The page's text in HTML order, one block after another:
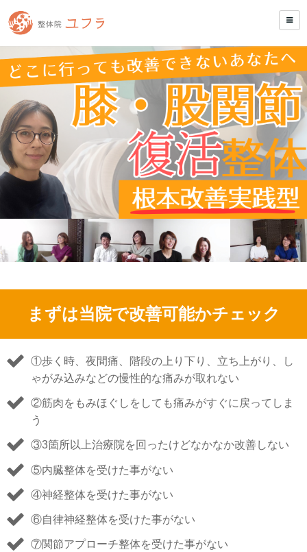
まずは当院で改善可能かチェック
①歩く時、夜間痛、階段の上り下り、立ち上がり、し
ゃがみ込みなどの慢性的な痛みが取れない
②筋肉をもみほぐしをしても痛みがすぐに戻ってしま
う
③3箇所以上治療院を回ったけどなかなか改善しない
⑤内臓整体を受けた事がない
④神経整体を受けた事がない
⑥自律神経整体を受けた事がない
⑦関節アプローチ整体を受けた事がない